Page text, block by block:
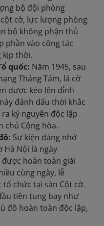
bộ đội phòng
cờ, lực lượng phòng
bộ không phận thủ
phần vào công tác
kịp thời.
quốc: Năm 1945, sau
Tháng Tám, lá cờ
được kéo lên đỉnh
đánh dấu thời khắc
kỷ nguyên độc lập
chủ Cộng hòa.
Sự kiện đáng nhớ
Hà Nội là ngày
hoàn toàn giải
cùng ngày, lễ
chức tại sân Cột cờ.
tiên tung bay như
đô hoàn toàn độc lập,